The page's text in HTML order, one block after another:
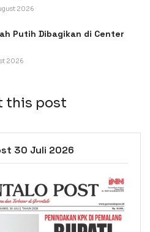
2026
Putih Dibagikan di Center
2026
this post
30 Juli 2026